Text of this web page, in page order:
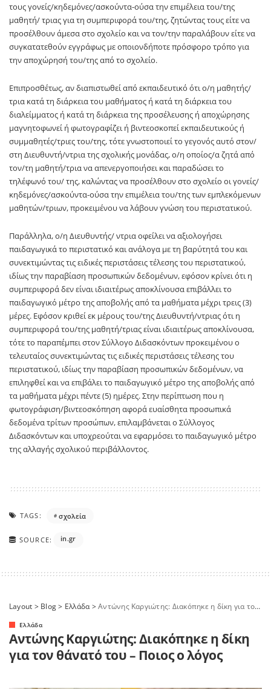
τους γονείς/κηδεμόνες/ασκούντα-ούσα την επιμέλεια του/της
μαθητή/ τριας για τη συμπεριφορά του/της, ζητώντας τους είτε να
προσέλθουν άμεσα στο σχολείο και να τον/την παραλάβουν είτε να
συγκατατεθούν εγγράφως με οποιονδήποτε πρόσφορο τρόπο για
την αποχώρησή του/της από το σχολείο.
Επιπροσθέτως, αν διαπιστωθεί από εκπαιδευτικό ότι ο/η μαθητής/
τρια κατά τη διάρκεια του μαθήματος ή κατά τη διάρκεια του
διαλείμματος ή κατά τη διάρκεια της προσέλευσης ή αποχώρησης
μαγνητοφωνεί ή φωτογραφίζει ή βιντεοσκοπεί εκπαιδευτικούς ή
συμμαθητές/τριες του/της, τότε γνωστοποιεί το γεγονός αυτό στον/
στη Διευθυντή/ντρια της σχολικής μονάδας, ο/η οποίος/α ζητά από
τον/τη μαθητή/τρια να απενεργοποιήσει και παραδώσει το
τηλέφωνό του/ της, καλώντας να προσέλθουν στο σχολείο οι γονείς/
κηδεμόνες/ασκούντα-ούσα την επιμέλεια του/της των εμπλεκόμενων
μαθητών/τριων, προκειμένου να λάβουν γνώση του περιστατικού.
Παράλληλα, ο/η Διευθυντής/ ντρια οφείλει να αξιολογήσει
παιδαγωγικά το περιστατικό και ανάλογα με τη βαρύτητά του και
συνεκτιμώντας τις ειδικές περιστάσεις τέλεσης του περιστατικού,
ιδίως την παραβίαση προσωπικών δεδομένων, εφόσον κρίνει ότι η
συμπεριφορά δεν είναι ιδιαιτέρως αποκλίνουσα επιβάλλει το
παιδαγωγικό μέτρο της αποβολής από τα μαθήματα μέχρι τρεις (3)
μέρες. Εφόσον κριθεί εκ μέρους του/της Διευθυντή/ντριας ότι η
συμπεριφορά του/της μαθητή/τριας είναι ιδιαιτέρως αποκλίνουσα,
τότε το παραπέμπει στον Σύλλογο Διδασκόντων προκειμένου ο
τελευταίος συνεκτιμώντας τις ειδικές περιστάσεις τέλεσης του
περιστατικού, ιδίως την παραβίαση προσωπικών δεδομένων, να
επιληφθεί και να επιβάλει το παιδαγωγικό μέτρο της αποβολής από
τα μαθήματα μέχρι πέντε (5) ημέρες. Στην περίπτωση που η
φωτογράφιση/βιντεοσκόπηση αφορά ευαίσθητα προσωπικά
δεδομένα τρίτων προσώπων, επιλαμβάνεται ο Σύλλογος
Διδασκόντων και υποχρεούται να εφαρμόσει το παιδαγωγικό μέτρο
της αλλαγής σχολικού περιβάλλοντος.
TAGS: σχολεία
SOURCE: in.gr
Layout > Blog> Ελλάδα>Αντώνης Καργιώτης: Διακόπηκε η δίκη για τον θάνατό του – Ποιος ο λόγος
Ελλάδα
Αντώνης Καργιώτης: Διακόπηκε η δίκη
για τον θάνατό του – Ποιος ο λόγος